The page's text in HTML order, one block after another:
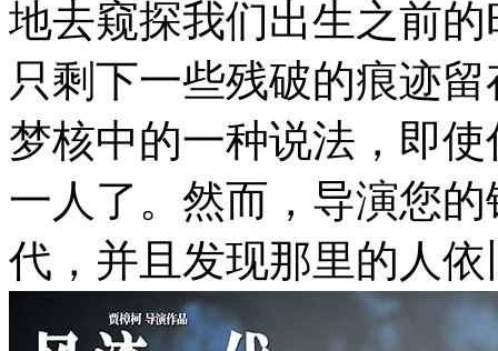
地去窥探我们出生之前
只剩下一些残破的痕迹
梦核中的一种说法，即
一人了。然而，导演您
代，并且发现那里的人